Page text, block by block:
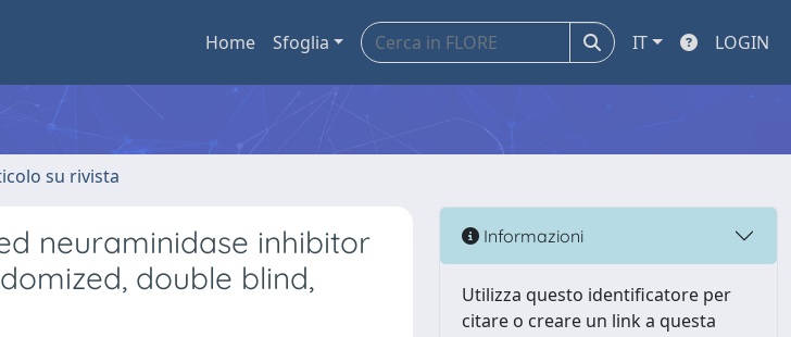
Home Sfoglia IT LOGIN
su rivista
neuraminidase inhibitor
double blind,
Informazioni
Utilizza questo identificatore per
citare o creare un link a questa